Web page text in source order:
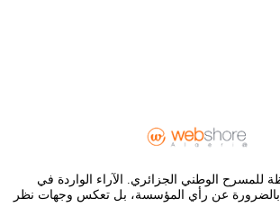
الوطني الجزائري. الآراء الواردة في
بالضرورة عن رأي المؤسسة، بل تعكس وجهات نظر